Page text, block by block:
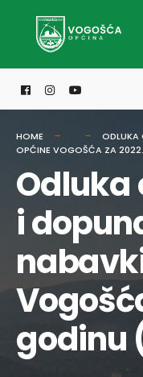
HOME
ODLUKA
OPĆINE VOGOŠĆA ZA
Odluka
i
godinu
for: